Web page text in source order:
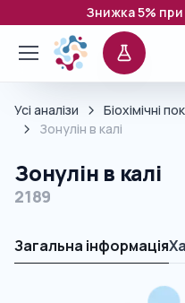
Знижка 5%
Усі аналізи Біохімічні
Зонулін в калі
Зонулін в калі
2189
Загальна інформація